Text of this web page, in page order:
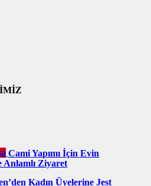
Cami Yapımı İçin Evin
Anlamlı Ziyaret
Kadın Üyelerine Jest